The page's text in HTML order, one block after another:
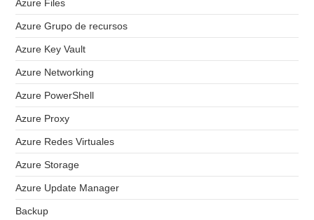
Azure Files
Azure Grupo de recursos
Azure Key Vault
Azure Networking
Azure PowerShell
Azure Proxy
Azure Redes Virtuales
Azure Storage
Azure Update Manager
Backup